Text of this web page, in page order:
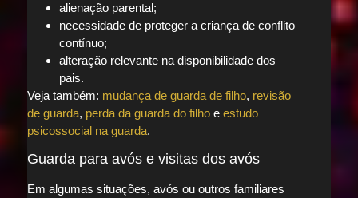
alienação parental;
necessidade de proteger a criança de conflito
contínuo;
alteração relevante na disponibilidade dos
pais.
Veja também: mudança de guarda de filho, revisão
de guarda, perda da guarda do filhoe estudo
psicossocial na guarda.
Guarda para avós e visitas dos avós
Em algumas situações, avós ou outros familiares